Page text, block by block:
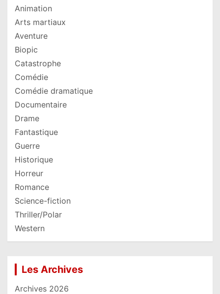
Animation
Arts martiaux
Aventure
Biopic
Catastrophe
Comédie
Comédie dramatique
Documentaire
Drame
Fantastique
Guerre
Historique
Horreur
Romance
Science-fiction
Thriller/Polar
Western
Les Archives
Archives 2026